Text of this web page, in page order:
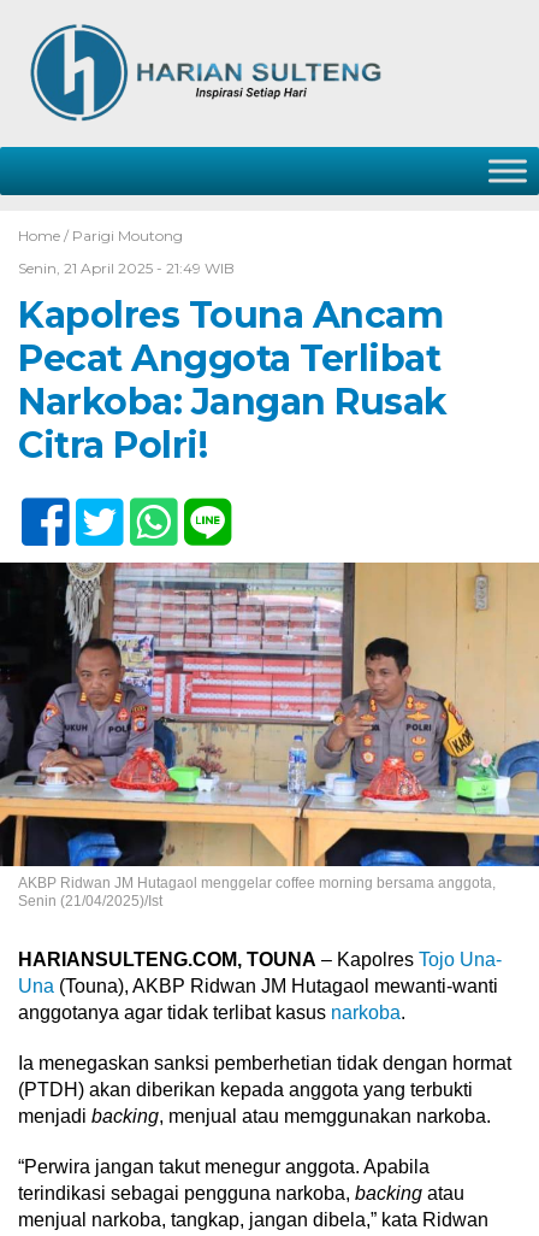
Home / Parigi Moutong
Senin, 21 April 2025 - 21:49 WIB
Kapolres Touna Ancam
Pecat Anggota Terlibat
Narkoba: Jangan Rusak
Citra Polri!
AKBP Ridwan JM Hutagaol menggelar coffee morning bersama anggota,
Senin (21/04/2025)/Ist
HARIANSULTENG.COM, TOUNA – Kapolres Tojo Una-
Una (Touna), AKBP Ridwan JM Hutagaol mewanti-wanti
anggotanya agar tidak terlibat kasus narkoba.
Ia menegaskan sanksi pemberhetian tidak dengan hormat
(PTDH) akan diberikan kepada anggota yang terbukti
menjadi backing, menjual atau memggunakan narkoba.
“Perwira jangan takut menegur anggota. Apabila
terindikasi sebagai pengguna narkoba, backing atau
menjual narkoba, tangkap, jangan dibela,” kata Ridwan